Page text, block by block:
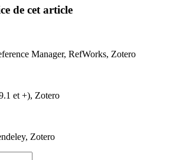
de cet article
Manager, RefWorks, Zotero
et +), Zotero
Zotero